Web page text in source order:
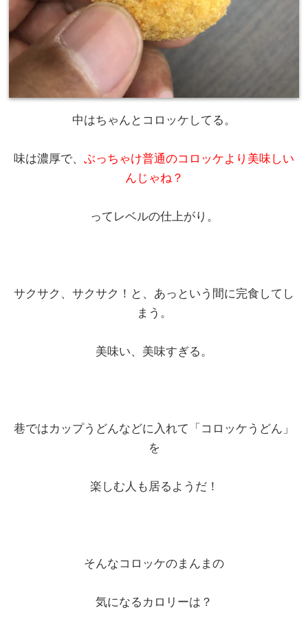
中はちゃんとコロッケしてる。
味は濃厚で、 ぶっちゃけ普通のコロッケより美味しい
んじゃね？
ってレベルの仕上がり。
サクサク、サクサク！と、あっという間に完食してし
まう。
美味い、美味すぎる。
巷ではカップうどんなどに入れて「コロッケうどん」
を
楽しむ人も居るようだ！
そんなコロッケのまんまの
気になるカロリーは？